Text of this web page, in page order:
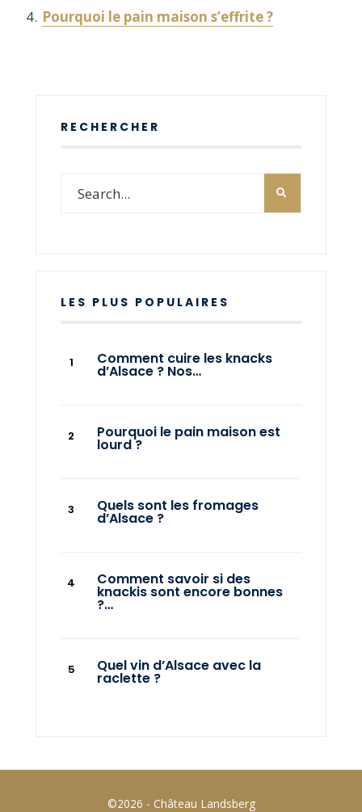
Pourquoi le pain maison s’effrite ?
RECHERCHER
LES PLUS POPULAIRES
Comment cuire les knacks
d’Alsace ? Nos…
Pourquoi le pain maison est
lourd ?
Quels sont les fromages
d’Alsace ?
Comment savoir si des
knackis sont encore bonnes
?…
Quel vin d’Alsace avec la
raclette ?
©2026 - Château Landsberg